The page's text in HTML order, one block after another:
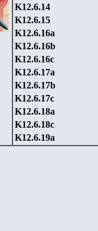
K12.6.14
K12.6.15
K12.6.16a
K12.6.16b
K12.6.16c
K12.6.17a
K12.6.17b
K12.6.17c
K12.6.18a
K12.6.18c
K12.6.19a